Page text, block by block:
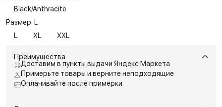
Black/Anthracite
Размер: L
L
XL XXL
Преимущества
Доставим в пункты выдачи Яндекс Маркета
Примерьте товары и верните неподходящие
Оплачивайте после примерки